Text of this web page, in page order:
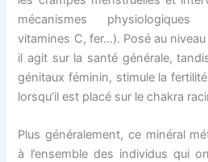
mécanismes physiologiques
vitamines C, fer…). Posé au
il agit sur la santé générale,
génitaux féminin, stimule la
lorsqu’il est placé sur le chakra
Plus généralement, ce minéral
à l’ensemble des individus qui